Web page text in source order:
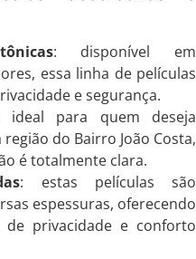
: disponível em
essa linha de películas
e segurança.
ideal para quem deseja
do Bairro João Costa,
é totalmente clara.
: estas películas são
espessuras, oferecendo
privacidade e conforto